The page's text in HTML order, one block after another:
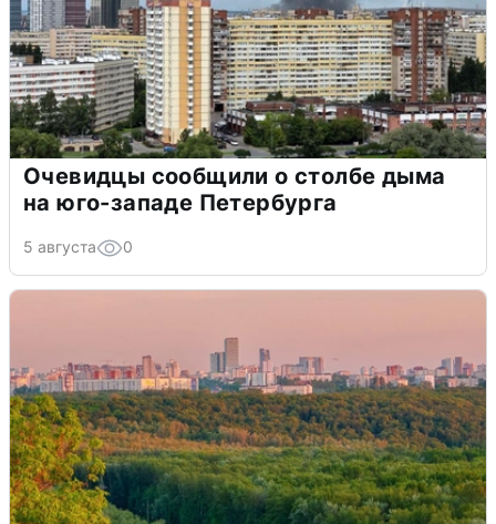
Очевидцы сообщили о столбе дыма
на юго-западе Петербурга
5 августа 0